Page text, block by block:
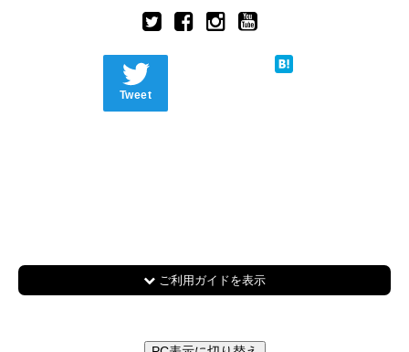
Tweet
ご利用ガイドを表示